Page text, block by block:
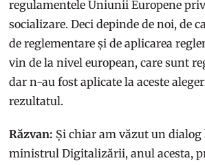
regulamentele Uniunii Europene
socializare. Deci depinde de noi, de
de reglementare și de aplicarea
vin de la nivel european, care sunt
dar n-au fost aplicate la aceste
rezultatul.
Răzvan: Și chiar am văzut un dialog
ministrul Digitalizării, anul acesta,